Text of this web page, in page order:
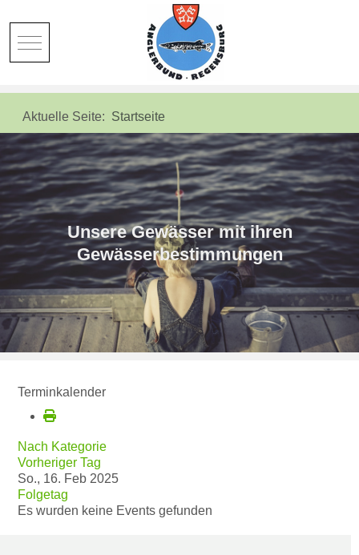
Mobile Menu Toggle
Aktuelle Seite: Startseite
Unsere Gewässer mit ihren
Gewässerbestimmungen
Terminkalender
Nach Kategorie
Vorheriger Tag
So., 16. Feb 2025
Folgetag
Es wurden keine Events gefunden